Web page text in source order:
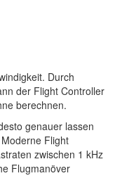
Durch
der Flight Controller
berechnen.
genauer lassen
Flight
zwischen 1 kHz
Flugmanöver